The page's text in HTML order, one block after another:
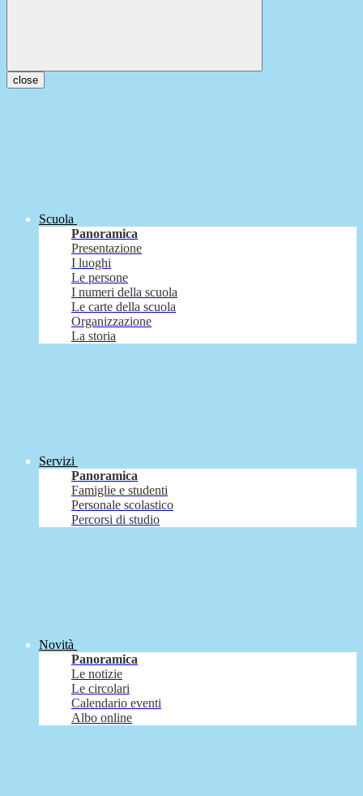
close
Scuola
Panoramica
Presentazione
I luoghi
Le persone
I numeri della scuola
Le carte della scuola
Organizzazione
La storia
Servizi
Panoramica
Famiglie e studenti
Personale scolastico
Percorsi di studio
Novità
Panoramica
Le notizie
Le circolari
Calendario eventi
Albo online